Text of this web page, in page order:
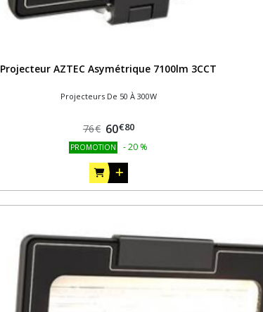
Projecteur AZTEC Asymétrique 7100lm 3CCT
Projecteurs De 50 À 300W
76€ 60€80
PROMOTION -20 %